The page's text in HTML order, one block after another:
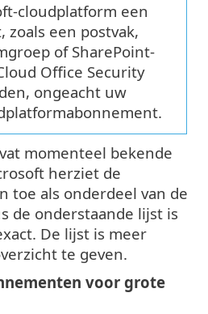
cloudplatform een
zoals een postvak,
of SharePoint-
Office Security
ongeacht uw
momenteel bekende
herziet de
toe als onderdeel van de
de onderstaande lijst is
De lijst is meer
te geven.
voor grote